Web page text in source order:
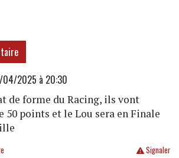
2025 à 20:30
de forme du Racing, ils vont
50 points et le Lou sera en Finale
Signaler